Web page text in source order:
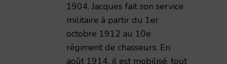
1904. Jacques fait son service
militaire à partir du 1er
octobre 1912 au 10e
régiment de chasseurs. En
août 1914, il est mobilisé, tout